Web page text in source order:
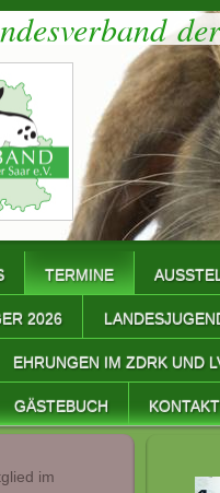
der
TERMINE
2026
EHRUNGEN IM ZDRK UND
GÄSTEBUCH KONTAKT
im